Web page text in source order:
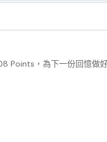
Points，為下一份回憶做